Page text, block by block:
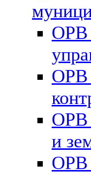
ОРВ
ОРВ
ОРВ
и
ОРВ